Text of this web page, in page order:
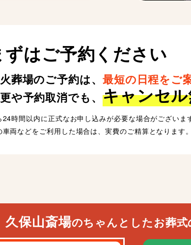
ずはご予約ください
葬場のご予約は、 最短の日程をご
や予約取消でも、 キャンセ
24時間以内に正式なお申し込みが必要な場合がございま
車両などをご利用した場合は、実費のご精算となります。
久保山斎場のちゃんとしたお葬